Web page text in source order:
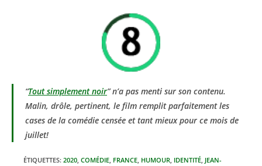
“Tout simplement noir” n’a pas menti sur son contenu.
Malin, drôle, pertinent, le film remplit parfaitement les
cases de la comédie censée et tant mieux pour ce mois de
juillet!
ÉTIQUETTES: 2020, COMÉDIE, FRANCE, HUMOUR, IDENTITÉ, JEAN-